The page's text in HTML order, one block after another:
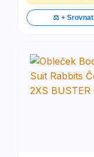
⚖️ + Srovnat